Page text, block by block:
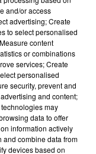
and/or access
advertising; Create
to select personalised
content
or combinations
services; Create
personalised
security, prevent and
and content;
may
data to offer
information actively
and combine data from
devices based on